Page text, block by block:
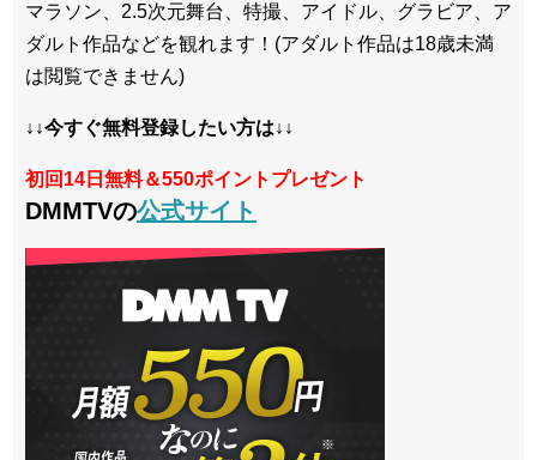
マラソン、2.5次元舞台、特撮、アイドル、グラビア、ア
ダルト作品などを観れます！(アダルト作品は18歳未満
は閲覧できません)
↓↓今すぐ無料登録したい方は↓↓
初回14日無料＆550ポイントプレゼント
DMMTVの公式サイト